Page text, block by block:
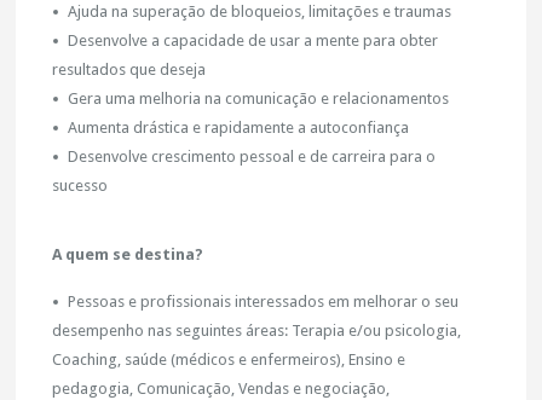
Ajuda na superação de bloqueios, limitações e traumas
Desenvolve a capacidade de usar a mente para obter
resultados que deseja
Gera uma melhoria na comunicação e relacionamentos
Aumenta drástica e rapidamente a autoconfiança
Desenvolve crescimento pessoal e de carreira para o
sucesso
A quem se destina?
Pessoas e profissionais interessados em melhorar o seu
desempenho nas seguintes áreas: Terapia e/ou psicologia,
Coaching, saúde (médicos e enfermeiros), Ensino e
pedagogia, Comunicação, Vendas e negociação,